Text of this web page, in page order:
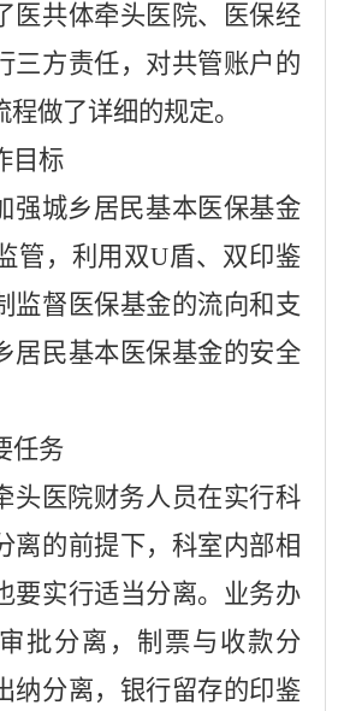
医共体牵头医院、医保经
三方责任，对共管账户的
做了详细的规定。
目标
强城乡居民基本医保基金
管，利用双U盾、双印鉴
监督医保基金的流向和支
居民基本医保基金的安全
任务
头医院财务人员在实行科
离的前提下，科室内部相
要实行适当分离。业务办
批分离，制票与收款分
纳分离，银行留存的印鉴